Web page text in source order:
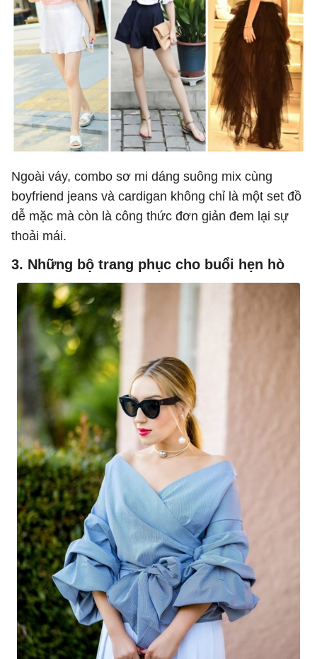
Ngoài váy, combo sơ mi dáng suông mix cùng
boyfriend jeans và cardigan không chỉ là một set đồ
dễ mặc mà còn là công thức đơn giản đem lại sự
thoải mái.
3. Những bộ trang phục cho buổi hẹn hò